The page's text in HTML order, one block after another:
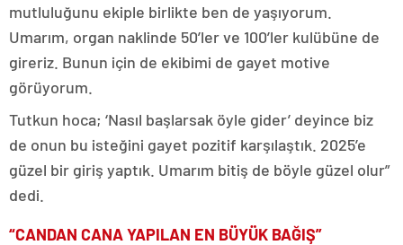
mutluluğunu ekiple birlikte ben de yaşıyorum.
Umarım, organ naklinde 50’ler ve 100’ler kulübüne de
gireriz. Bunun için de ekibimi de gayet motive
görüyorum.
Tutkun hoca; ‘Nasıl başlarsak öyle gider’ deyince biz
de onun bu isteğini gayet pozitif karşılaştık. 2025’e
güzel bir giriş yaptık. Umarım bitiş de böyle güzel olur”
dedi.
“CANDAN CANA YAPILAN EN BÜYÜK BAĞIŞ”